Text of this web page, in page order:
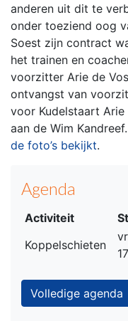
anderen uit dit te
onder toeziend oog
Soest zijn contract
het trainen en
voorzitter Arie de
ontvangst van
voor Kudelstaart
aan de Wim
de foto’s bekijkt.
Agenda
Activiteit
Koppelschieten
Volledige agenda